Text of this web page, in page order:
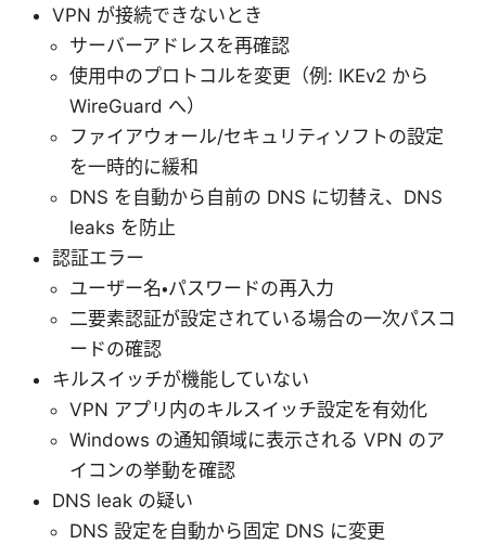
VPN が接続できないとき
サーバーアドレスを再確認
使用中のプロトコルを変更（例: IKEv2 から
WireGuard へ）
ファイアウォール/セキュリティソフトの設定
を一時的に緩和
DNS を自動から自前の DNS に切替え、DNS
leaks を防止
認証エラー
ユーザー名・パスワードの再入力
二要素認証が設定されている場合の一次パスコ
ードの確認
キルスイッチが機能していない
VPN アプリ内のキルスイッチ設定を有効化
Windows の通知領域に表示される VPN のア
イコンの挙動を確認
DNS leak の疑い
DNS 設定を自動から固定 DNS に変更